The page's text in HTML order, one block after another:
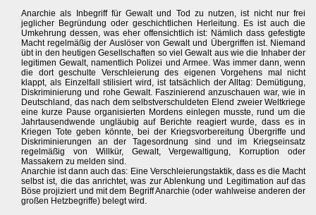
Anarchie als Inbegriff für Gewalt und Tod zu nutzen, ist nicht nur frei
jeglicher Begründung oder geschichtlichen Herleitung. Es ist auch die
Umkehrung dessen, was eher offensichtlich ist: Nämlich dass gefestigte
Macht regelmäßig der Auslöser von Gewalt und Übergriffen ist. Niemand
übt in den heutigen Gesellschaften so viel Gewalt aus wie die Inhaber der
legitimen Gewalt, namentlich Polizei und Armee. Was immer dann, wenn
die dort geschulte Verschleierung des eigenen Vorgehens mal nicht
klappt, als Einzelfall stilisiert wird, ist tatsächlich der Alltag: Demütigung,
Diskriminierung und rohe Gewalt. Faszinierend anzuschauen war, wie in
Deutschland, das nach dem selbstverschuldeten Elend zweier Weltkriege
eine kurze Pause organisierten Mordens einlegen musste, rund um die
Jahrtausendwende ungläubig auf Berichte reagiert wurde, dass es in
Kriegen Tote geben könnte, bei der Kriegsvorbereitung Übergriffe und
Diskriminierungen an der Tagesordnung sind und im Kriegseinsatz
regelmäßig von Willkür, Gewalt, Vergewaltigung, Korruption oder
Massakern zu melden sind.
Anarchie ist dann auch das: Eine Verschleierungstaktik, dass es die Macht
selbst ist, die das anrichtet, was zur Ablenkung und Legitimation auf das
Böse projiziert und mit dem Begriff Anarchie (oder wahlweise anderen der
großen Hetzbegriffe) belegt wird.